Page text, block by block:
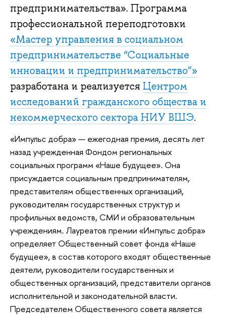
предпринимательства». Программа
профессиональной переподготовки
«Мастер управления в социальном
предпринимательстве “Социальные
инновации и предпринимательство”»
разработана и реализуется Центром
исследований гражданского общества и
некоммерческого сектора НИУ ВШЭ.
«Импульс добра» — ежегодная премия, десять лет
назад учрежденная Фондом региональных
социальных программ «Наше будущее». Она
присуждается социальным предпринимателям,
представителям общественных организаций,
руководителям государственных структур и
профильных ведомств, СМИ и образовательным
учреждениям. Лауреатов премии «Импульс добра»
определяет Общественный совет фонда «Наше
будущее», в состав которого входят общественные
деятели, руководители государственных и
общественных организаций, представители органов
исполнительной и законодательной власти.
Председателем Общественного совета является